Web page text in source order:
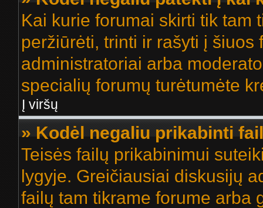
Kai kurie forumai skirti tik tam
peržiūrėti, trinti ir rašyti į šiuos
administratoriai arba
specialių forumų turėtumėte
Į viršų
» Kodėl negaliu prikabinti
Teisės failų prikabinimui
lygyje. Greičiausiai diskusijų
failų tam tikrame forume arba